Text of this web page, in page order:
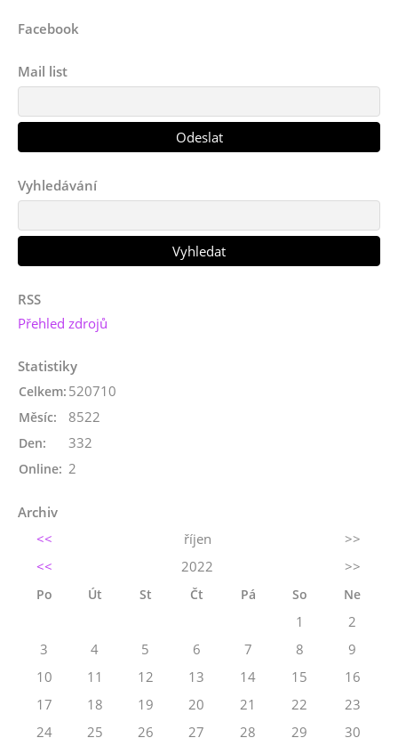
Facebook
Mail list
Vyhledávání
RSS
Přehled zdrojů
Statistiky
Online: 2
Celkem: 520710
Měsíc: 8522
Den: 332
Archiv
<<
říjen
>>
<<
2022 >>
Po Út St Čt Pá So Ne
1
2
3
4 5 6 7 8
9
10
11 12 13 14 15
16
17
18 19 20 21 22
23
24
25 26 27 28 29 30